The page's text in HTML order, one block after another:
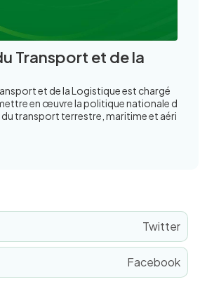
Transport et de la
et de la Logistique est chargé
en œuvre la politique nationale d
du transport terrestre, maritime et aéri
Twitter
Facebook